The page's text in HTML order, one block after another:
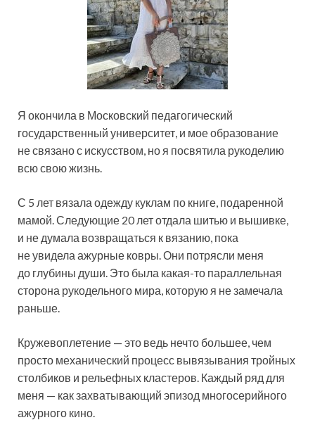
Я окончила в Московский педагогический
государственный университет, и мое образование
не связано с искусством, но я посвятила рукоделию
всю свою жизнь.
С 5 лет вязала одежду куклам по книге, подаренной
мамой. Следующие 20 лет отдала шитью и вышивке,
и не думала возвращаться к вязанию, пока
не увидела ажурные ковры. Они потрясли меня
до глубины души. Это была какая-то параллельная
сторона рукодельного мира, которую я не замечала
раньше.
Кружевоплетение — это ведь нечто большее, чем
просто механический процесс вывязывания тройных
столбиков и рельефных кластеров. Каждый ряд для
меня — как захватывающий эпизод многосерийного
ажурного кино.